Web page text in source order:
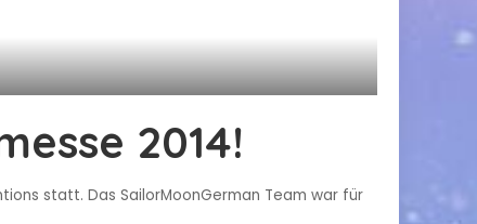
2014!
statt. Das SailorMoonGerman Team war für